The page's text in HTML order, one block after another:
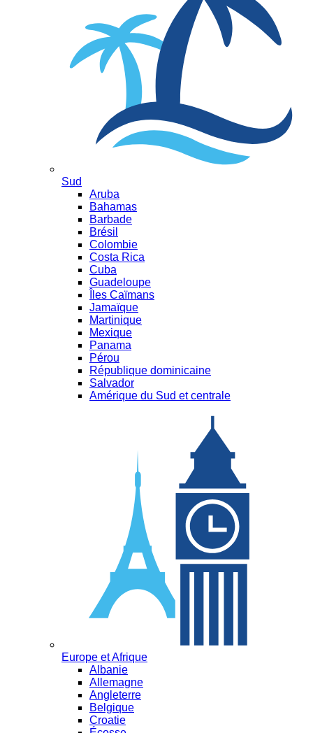
Sud
Aruba
Bahamas
Barbade
Brésil
Colombie
Costa Rica
Cuba
Guadeloupe
Îles Caïmans
Jamaïque
Martinique
Mexique
Panama
Pérou
République dominicaine
Salvador
Amérique du Sud et centrale
Europe et Afrique
Albanie
Allemagne
Angleterre
Belgique
Croatie